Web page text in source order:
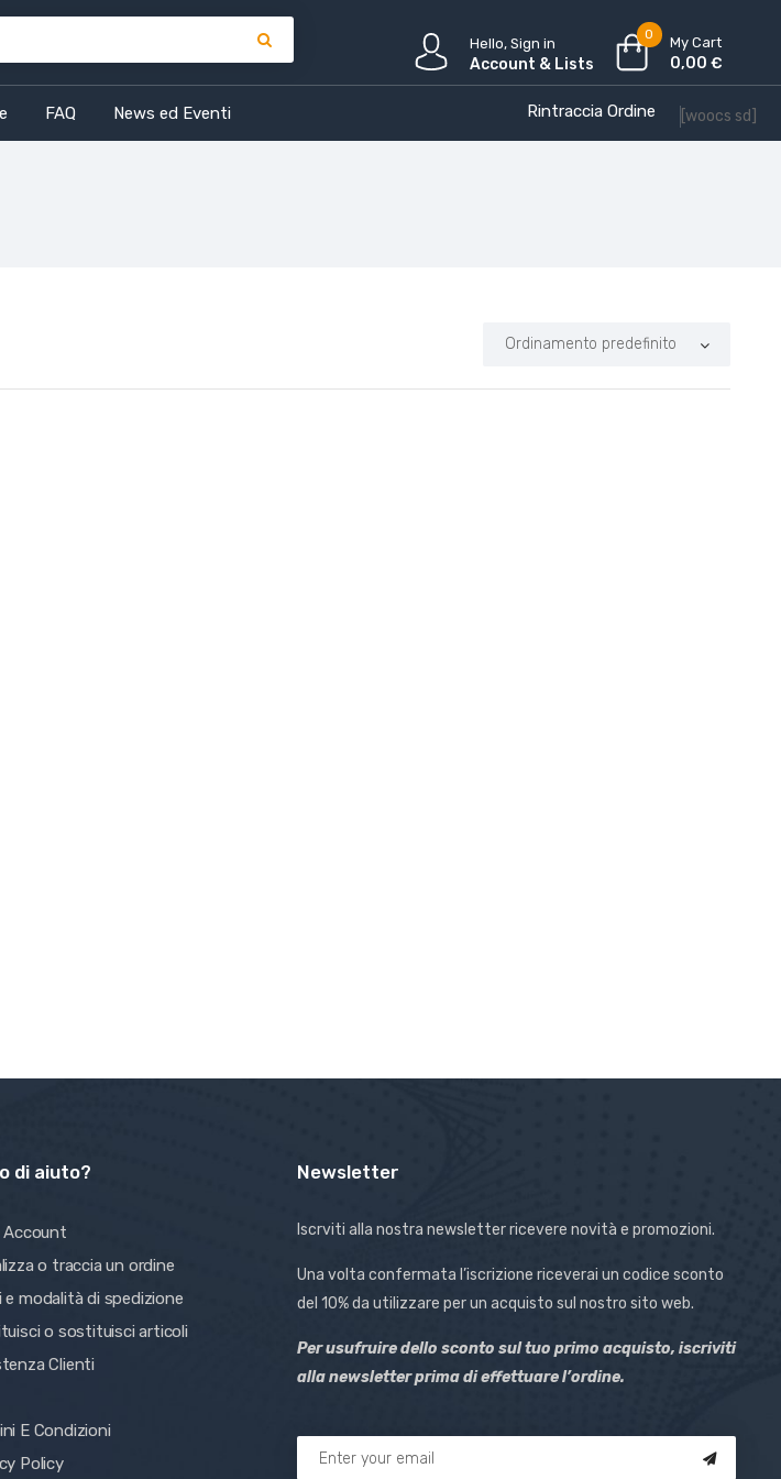
Hello, Sign in
Account & Lists
0 My Cart
0,00 €
FAQ News ed Eventi Rintraccia Ordine [woocs sd]
di aiuto?
Account
o traccia un ordine
e modalità di spedizione
o sostituisci articoli
Clienti
E Condizioni
Policy
Newsletter
Iscrviti alla nostra newsletter ricevere novità e promozioni.
Una volta confermata l’iscrizione riceverai un codice sconto
del 10% da utilizzare per un acquisto sul nostro sito web.
Per usufruire dello sconto sul tuo primo acquisto, iscriviti
alla newsletter prima di effettuare l’ordine.